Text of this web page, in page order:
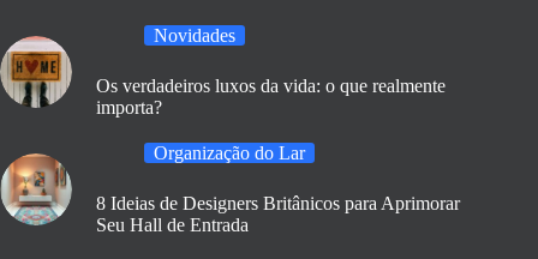
Novidades
Os verdadeiros luxos da vida: o que realmente
importa?
Organização do Lar
8 Ideias de Designers Britânicos para Aprimorar
Seu Hall de Entrada